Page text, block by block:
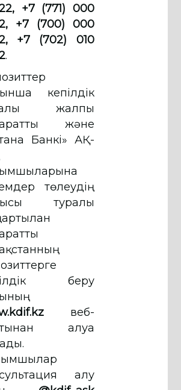
+7 (771) 000
+7 (700) 000
+7 (702) 010
.
кепілдік
жалпы
және
Банкі» АҚ-
төлеудің
туралы
беру
веб-
алуға
алу